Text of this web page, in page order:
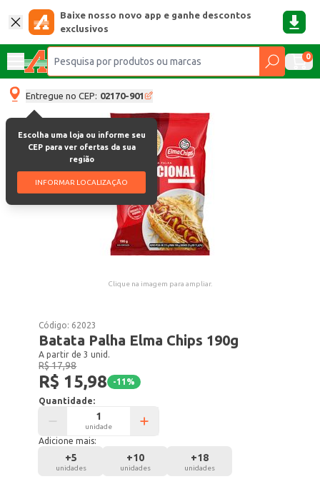
Baixe nosso novo app e ganhe descontos
exclusivos
0
Entregue no CEP: 02170-901
Escolha uma loja ou informe seu
CEP para ver ofertas da sua
região
INFORMAR LOCALIZAÇÃO
Clique na imagem para ampliar.
Código: 62023
Batata Palha Elma Chips 190g
A partir de 3 unid.
R$ 17,98
R$ 15,98 -11 %
Quantidade:
unidade
Adicione mais:
+5
unidades
+10
unidades
+18
unidades